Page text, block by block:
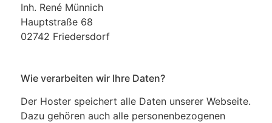
Inh. René Münnich
Hauptstraße 68
02742 Friedersdorf
Wie verarbeiten wir Ihre Daten?
Der Hoster speichert alle Daten unserer Webseite.
Dazu gehören auch alle personenbezogenen